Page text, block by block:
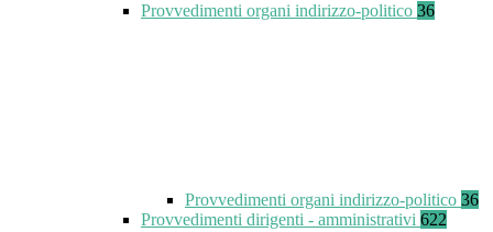
Provvedimenti organi indirizzo-politico 36
Provvedimenti organi indirizzo-politico 36
Provvedimenti dirigenti - amministrativi 622